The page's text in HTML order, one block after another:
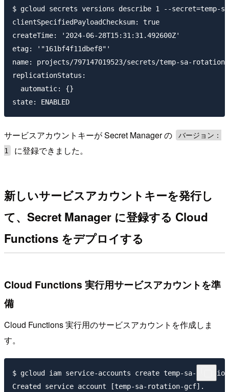
$ gcloud secrets versions describe 1 --secret=temp-
clientSpecifiedPayloadChecksum: true
createTime: '2024-06-28T15:31:31.492600Z'
etag: '"161bf4f11dbef8"'
name: projects/797147019523/secrets/temp-sa-
replicationStatus:
  automatic: {}
サービスアカウントキーが Secret Manager の
バージョン：
1
に登録できました。
新しいサービスアカウントキーを発行し
て、Secret Manager に登録する Cloud
Functions をデプロイする
Cloud Functions 実行用サービスアカウントを準
備
Cloud Functions 実行用のサービスアカウントを作成しま
す。
$ gcloud iam service-accounts create temp-sa-
Created service account [temp-sa-rotation-gcf].